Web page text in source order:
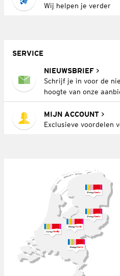
Wij helpen je verder
SERVICE
NIEUWSBRIEF
Schrijf je in voor de
hoogte van onze
MIJN ACCOUNT
Exclusieve voordelen